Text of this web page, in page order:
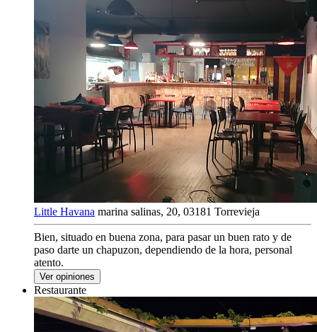
Little Havana marina salinas, 20, 03181 Torrevieja
Bien, situado en buena zona, para pasar un buen rato y de
paso darte un chapuzon, dependiendo de la hora, personal
atento.
Ver opiniones
Restaurante